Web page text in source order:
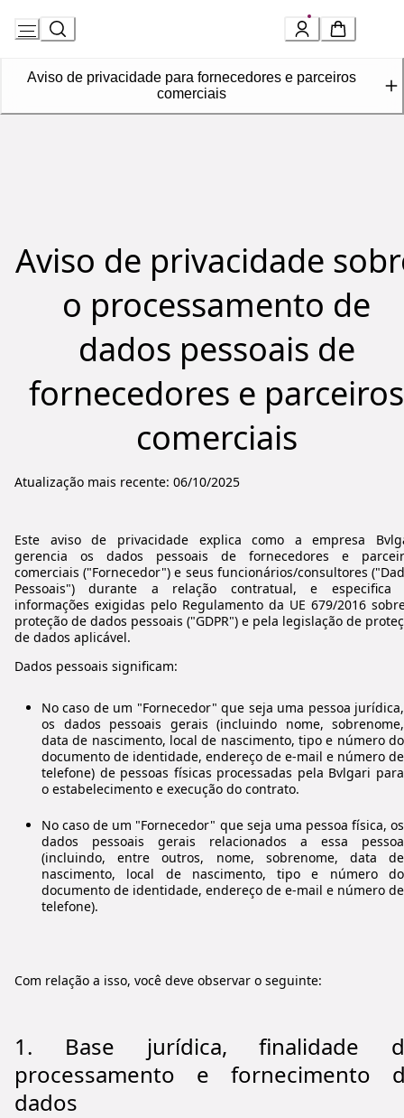
Aviso de privacidade para fornecedores e parceiros
comerciais
Aviso de privacidade
o processamento de
dados pessoais de
fornecedores e parceiros
comerciais
Atualização mais recente: 06/10/2025
Este aviso de privacidade explica como a empresa
gerencia os dados pessoais de fornecedores e
comerciais ("Fornecedor") e seus funcionários/consultores
Pessoais") durante a relação contratual, e especifica
informações exigidas pelo Regulamento da UE 679/2016
proteção de dados pessoais ("GDPR") e pela legislação de
de dados aplicável.
Dados pessoais significam:
No caso de um "Fornecedor" que seja uma pessoa jurídica,
os dados pessoais gerais (incluindo nome, sobrenome,
data de nascimento, local de nascimento, tipo e número do
documento de identidade, endereço de e-mail e número de
telefone) de pessoas físicas processadas pela Bvlgari para
o estabelecimento e execução do contrato.
No caso de um "Fornecedor" que seja uma pessoa física, os
dados pessoais gerais relacionados a essa pessoa
(incluindo, entre outros, nome, sobrenome, data de
nascimento, local de nascimento, tipo e número do
documento de identidade, endereço de e-mail e número de
telefone).
Com relação a isso, você deve observar o seguinte:
1. Base jurídica, finalidade
processamento e fornecimento
dados